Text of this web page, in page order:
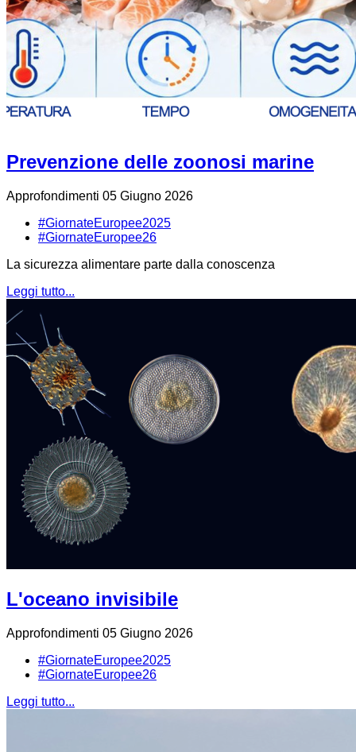
Prevenzione delle zoonosi marine
Approfondimenti 05 Giugno 2026
#GiornateEuropee2025
#GiornateEuropee26
La sicurezza alimentare parte dalla conoscenza
Leggi tutto...
L'oceano invisibile
Approfondimenti 05 Giugno 2026
#GiornateEuropee2025
#GiornateEuropee26
Leggi tutto...